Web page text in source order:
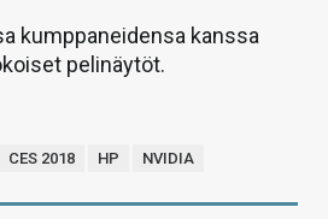
kumppaneidensa kanssa
pelinäytöt.
CES 2018 HP NVIDIA